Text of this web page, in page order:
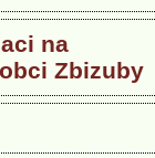
na
Zbizuby